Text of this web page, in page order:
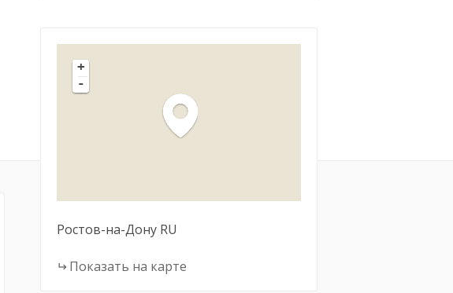
+
-
Ростов-на-Дону RU
Показать на карте